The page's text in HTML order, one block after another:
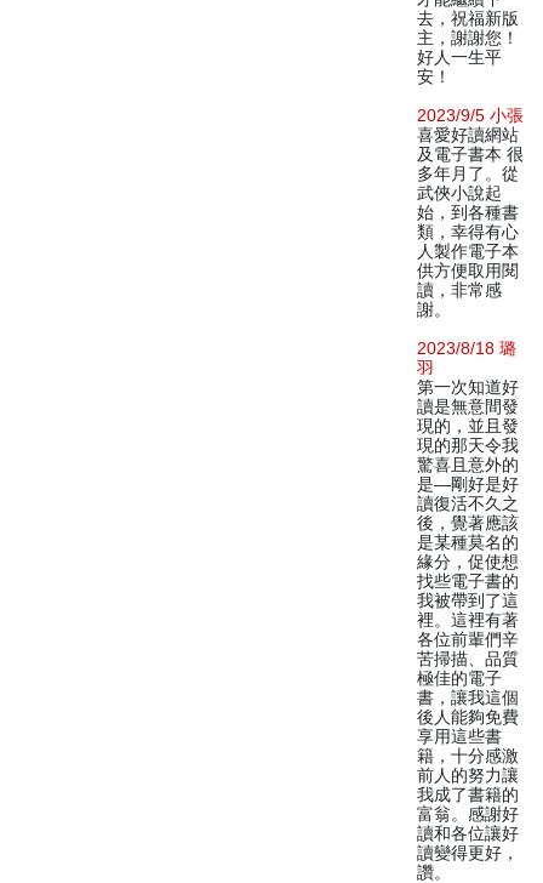
去，祝福新版
主，謝謝您！
好人一生平
安！
2023/9/5 小張
喜愛好讀網站
及電子書本 很
多年月了。從
武俠小說起
始，到各種書
類，幸得有心
人製作電子本
供方便取用閱
讀，非常感
謝。
2023/8/18 璐
羽
第一次知道好
讀是無意間發
現的，並且發
現的那天令我
驚喜且意外的
是—剛好是好
讀復活不久之
後，覺著應該
是某種莫名的
緣分，促使想
找些電子書的
我被帶到了這
裡。這裡有著
各位前輩們辛
苦掃描、品質
極佳的電子
書，讓我這個
後人能夠免費
享用這些書
籍，十分感激
前人的努力讓
我成了書籍的
富翁。感謝好
讀和各位讓好
讀變得更好，
讚。